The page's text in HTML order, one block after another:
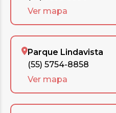
Ver mapa
Parque Lindavista
(55) 5754-8858
Ver mapa